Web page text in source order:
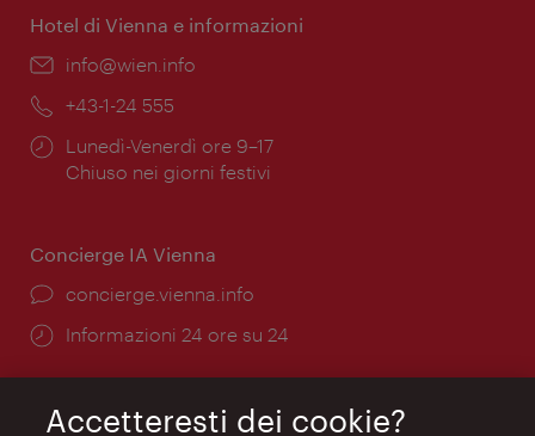
Hotel di Vienna e informazioni
Email:
info@wien.info
Telefono:
+43-1-24 555
Orari
di
Lunedì-Venerdì ore 9–17
Chiuso nei giorni festivi
Concierge IA Vienna
Ort:
concierge.vienna.info
Öffnungszeiten:
Informazioni 24 ore su 24
Accetteresti dei cookie?